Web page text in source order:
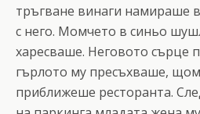
тръгване винаги намираше
с него. Момчето в синьо
харесваше. Неговото сърце
гърлото му пресъхваше,
приближеше ресторанта.